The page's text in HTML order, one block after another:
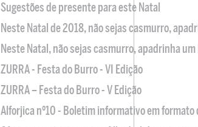
Sugestões de presente para este Natal
Neste Natal de 2018, não sejas casmurro,
Neste Natal, não sejas casmurro, apadrinha
ZURRA - Festa do Burro - VI Edição
ZURRA – Festa do Burro - V Edição
Alforjica nº10 - Boletim informativo em formato